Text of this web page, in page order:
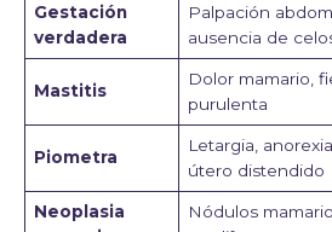
Gestación
verdadera
Palpación
ausencia de
Mastitis
Dolor mamario,
purulenta
Piometra
Letargia,
útero distendido
Neoplasia
Nódulos